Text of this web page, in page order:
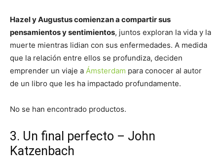
Hazel y Augustus comienzan a compartir sus
pensamientos y sentimientos, juntos exploran la vida y la
muerte mientras lidian con sus enfermedades. A medida
que la relación entre ellos se profundiza, deciden
emprender un viaje a Ámsterdam para conocer al autor
de un libro que les ha impactado profundamente.
No se han encontrado productos.
3. Un final perfecto – John
Katzenbach